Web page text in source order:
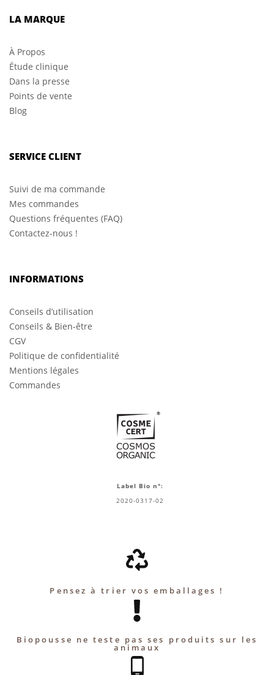
LA MARQUE
À Propos
Étude clinique
Dans la presse
Points de vente
Blog
SERVICE CLIENT
Suivi de ma commande
Mes commandes
Questions fréquentes (FAQ)
Contactez-nous !
INFORMATIONS
Conseils d’utilisation
Conseils & Bien-être
CGV
Politique de confidentialité
Mentions légales
Commandes
Label Bio n°:
2020-0317-02
Pensez à trier vos emballages !
Biopousse ne teste pas ses produits sur les
animaux